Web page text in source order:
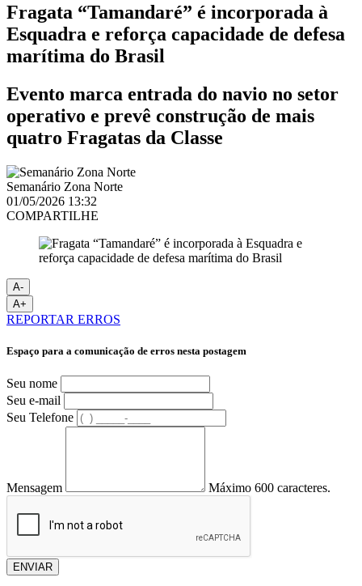
Fragata “Tamandaré” é incorporada à
Esquadra e reforça capacidade de defesa
marítima do Brasil
Evento marca entrada do navio no setor
operativo e prevê construção de mais
quatro Fragatas da Classe
Semanário Zona Norte
01/05/2026 13:32
COMPARTILHE
A-
A+
REPORTAR ERROS
Espaço para a comunicação de erros nesta postagem
Seu nome
Seu e-mail
Seu Telefone
Mensagem Máximo 600 caracteres.
ENVIAR